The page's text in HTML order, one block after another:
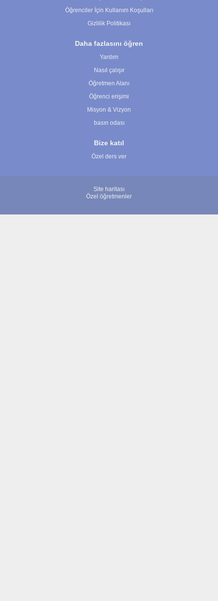
Öğrenciler İçin Kullanım Koşulları
Gizlilik Politikası
Daha fazlasını öğren
Yardım
Nasıl çalışır
Öğretmen Alanı
Öğrenci erişimi
Misyon & Vizyon
basın odası
Bize katıl
Özel ders ver
Site haritası
Özel öğretmenler